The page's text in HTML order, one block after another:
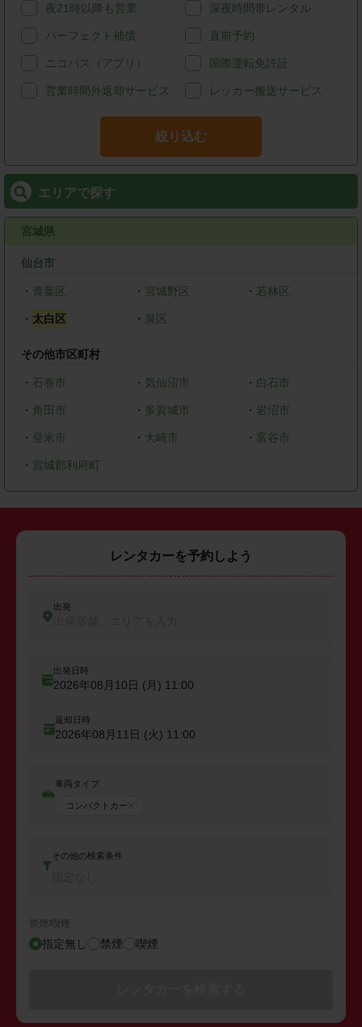
夜21時以降も営業 深夜時間帯レンタル
パーフェクト補償 直前予約
ニコパス（アプリ） 国際運転免許証
営業時間外返却サービス レッカー搬送サービス
絞り込む
エリアで探す
宮城県
仙台市
・ 青葉区 ・ 宮城野区 ・ 若林区
・ 太白区 ・ 泉区
その他市区町村
・ 石巻市 ・ 気仙沼市 ・ 白石市
・ 角田市 ・ 多賀城市 ・ 岩沼市
・ 登米市 ・ 大崎市 ・ 富谷市
・ 宮城郡利府町
レンタカーを予約しよう
出発
出発日時
2026年08月10日 (月) 11:00
返却日時
2026年08月11日 (火) 11:00
車両タイプ
コンパクトカー
その他の検索条件
禁煙/喫煙
指定無し 禁煙 喫煙